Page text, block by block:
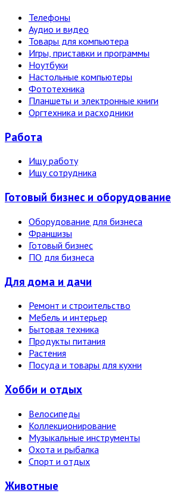
Телефоны
Аудио и видео
Товары для компьютера
Игры, приставки и программы
Ноутбуки
Настольные компьютеры
Фототехника
Планшеты и электронные книги
Оргтехника и расходники
Работа
Ищу работу
Ищу сотрудника
Готовый бизнес и оборудование
Оборудование для бизнеса
Франшизы
Готовый бизнес
ПО для бизнеса
Для дома и дачи
Ремонт и строительство
Мебель и интерьер
Бытовая техника
Продукты питания
Растения
Посуда и товары для кухни
Хобби и отдых
Велосипеды
Коллекционирование
Музыкальные инструменты
Охота и рыбалка
Спорт и отдых
Животные